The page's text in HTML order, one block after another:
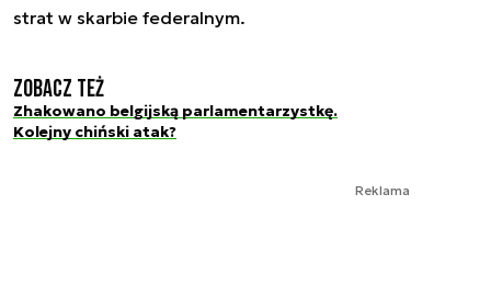
strat w skarbie federalnym.
Zobacz też
Zhakowano belgijską parlamentarzystkę.
Kolejny chiński atak?
Reklama